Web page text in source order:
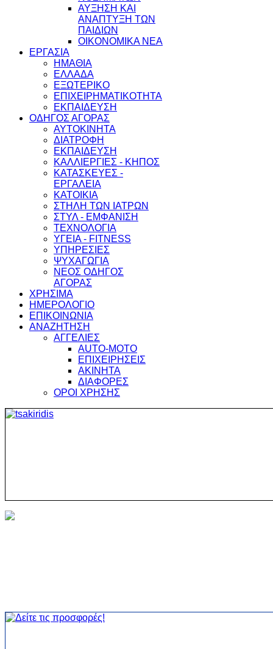
ΑΥΞΗΣΗ ΚΑΙ
ΑΝΑΠΤΥΞΗ ΤΩΝ
ΠΑΙΔΙΩΝ
ΟΙΚΟΝΟΜΙΚΑ ΝΕΑ
ΕΡΓΑΣΙΑ
ΗΜΑΘΙΑ
ΕΛΛΑΔΑ
ΕΞΩΤΕΡΙΚΟ
ΕΠΙΧΕΙΡΗΜΑΤΙΚΟΤΗΤΑ
ΕΚΠΑΙΔΕΥΣΗ
ΟΔΗΓΟΣ ΑΓΟΡΑΣ
ΑΥΤΟΚΙΝΗΤΑ
ΔΙΑΤΡΟΦΗ
ΕΚΠΑΙΔΕΥΣΗ
ΚΑΛΛΙΕΡΓΙΕΣ - ΚΗΠΟΣ
ΚΑΤΑΣΚΕΥΕΣ -
ΕΡΓΑΛΕΙΑ
ΚΑΤΟΙΚΙΑ
ΣΤΗΛΗ ΤΩΝ ΙΑΤΡΩΝ
ΣΤΥΛ - ΕΜΦΑΝΙΣΗ
ΤΕΧΝΟΛΟΓΙΑ
ΥΓΕΙΑ - FITNESS
ΥΠΗΡΕΣΙΕΣ
ΨΥΧΑΓΩΓΙΑ
ΝΕΟΣ ΟΔΗΓΟΣ
ΑΓΟΡΑΣ
ΧΡΗΣΙΜΑ
ΗΜΕΡΟΛΟΓΙΟ
ΕΠΙΚΟΙΝΩΝΙΑ
ΑΝΑΖΗΤΗΣΗ
ΑΓΓΕΛΙΕΣ
AUTO-MOTO
ΕΠΙΧΕΙΡΗΣΕΙΣ
ΑΚΙΝΗΤΑ
ΔΙΑΦΟΡΕΣ
ΟΡΟΙ ΧΡΗΣΗΣ